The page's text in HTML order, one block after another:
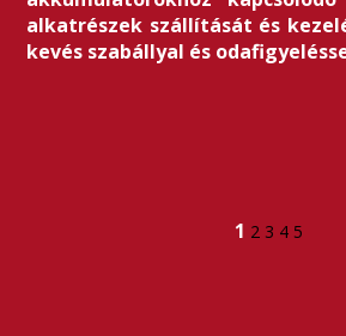
alkatrészek szállítását és
kevés szabállyal és
1 2 3 4 5